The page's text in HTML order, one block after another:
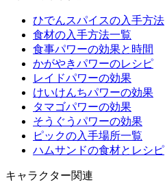
ひでんスパイスの入手方法
食材の入手方法一覧
食事パワーの効果と時間
かがやきパワーのレシピ
レイドパワーの効果
けいけんちパワーの効果
タマゴパワーの効果
そうぐうパワーの効果
ピックの入手場所一覧
ハムサンドの食材とレシピ
キャラクター関連